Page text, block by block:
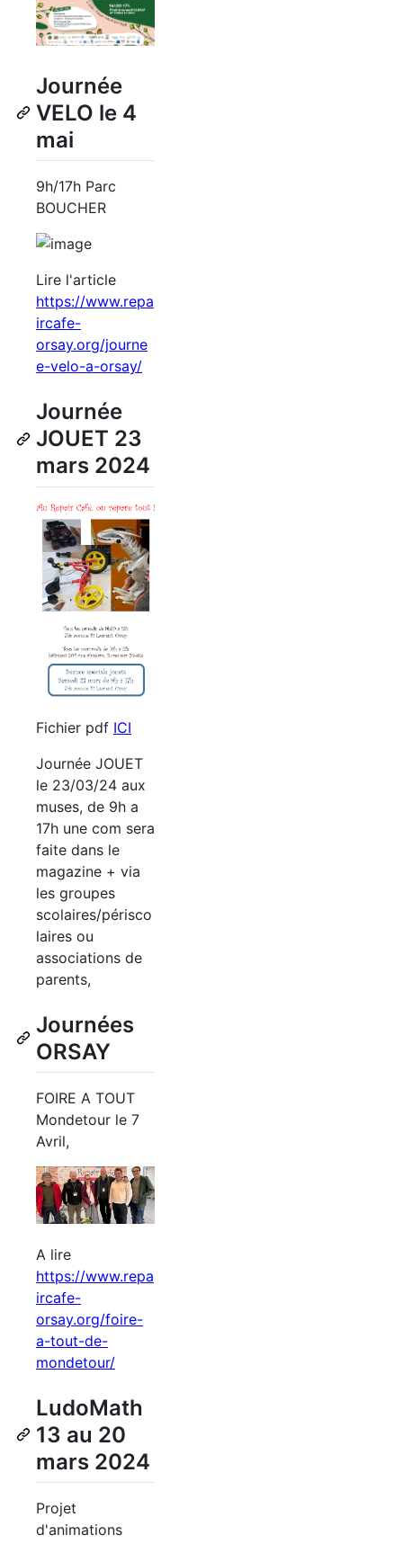
Journée
VELO le 4
mai
9h/17h Parc
BOUCHER
Lire l'article
https://www.repa
ircafe-
orsay.org/journe
e-velo-a-orsay/
Journée
JOUET 23
mars 2024
Fichier pdf ICI
Journée JOUET
le 23/03/24 aux
muses, de 9h a
17h une com sera
faite dans le
magazine + via
les groupes
scolaires/périsco
laires ou
associations de
parents,
Journées
ORSAY
FOIRE A TOUT
Mondetour le 7
Avril,
A lire
https://www.repa
ircafe-
orsay.org/foire-
a-tout-de-
mondetour/
LudoMath
13 au 20
mars 2024
Projet
d'animations